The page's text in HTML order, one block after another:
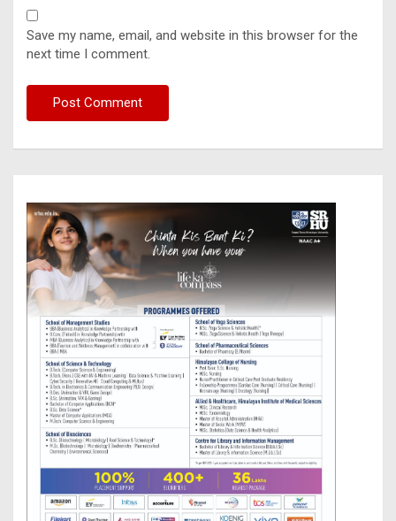
Save my name, email, and website in this browser for the
next time I comment.